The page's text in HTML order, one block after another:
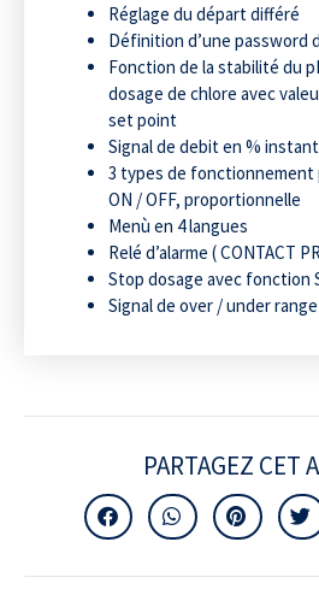
Réglage du départ différé
Définition d’une password
Fonction de la stabilité du
dosage de chlore avec
set point
Signal de debit en %
3 types de fonctionnement
ON / OFF, proportionnelle
Menù en 4 langues
Relé d’alarme ( CONTACT
Stop dosage avec fonction
Signal de over / under
PARTAGEZ CET